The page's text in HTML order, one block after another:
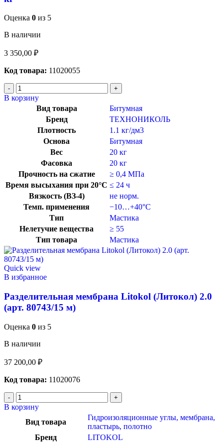
Оценка 0 из 5
В наличии
3 350,00 ₽
Код товара: 11020055
В корзину
Вид товара
Битумная
Бренд
ТЕХНОНИКОЛЬ
Плотность
1.1 кг/дм3
Основа
Битумная
Вес
20 кг
Фасовка
20 кг
Прочность на сжатие
≥ 0,4 МПа
Время высыхания при 20°C ≤ 24 ч
Вязкость (ВЗ-4)
не норм.
Темп. применения
−10…+40°C
Тип
Мастика
Нелетучие вещества
≥ 55
Тип товара
Мастика
Quick view
В избранное
Разделительная мембрана Litokol (Литокол) 2.0
(арт. 80743/15 м)
Оценка 0 из 5
В наличии
37 200,00 ₽
Код товара: 11020076
В корзину
Вид товара
Гидроизоляционные углы, мембрана,
пластырь, полотно
Бренд
LITOKOL